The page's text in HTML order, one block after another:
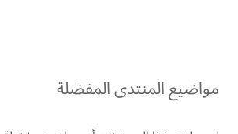
مواضيع المنتدى المفضلة